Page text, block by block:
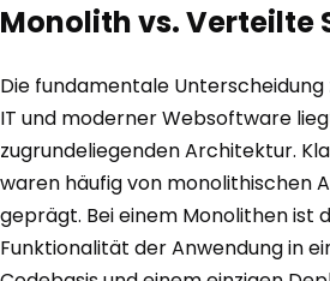
Monolith vs. Verteilte
Die fundamentale
IT und moderner Websoftware
zugrundeliegenden Architektur.
waren häufig von monolithischen
geprägt. Bei einem Monolithen ist
Funktionalität der Anwendung in